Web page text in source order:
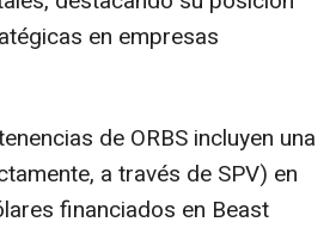
en empresas
de ORBS incluyen una
a través de SPV) en
financiados en Beast